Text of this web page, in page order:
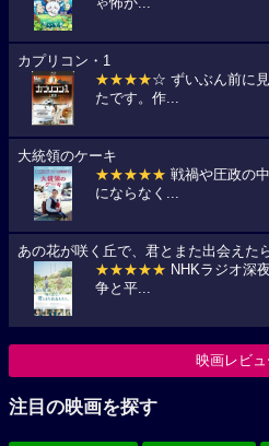
ゃ怖か...
カプリコン・1
★★★★☆ ずいぶん前に
たです。作...
大統領のケーキ
★★★★★ 戦禍や圧政の
にならなく...
あの花が咲く丘で、君とまた出会えたら
★★★★★ NHKラジオ深
争と平...
映画レビュ
注目の映画を探す